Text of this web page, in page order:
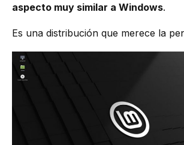
aspecto muy similar a Windows.
Es una distribución que merece la